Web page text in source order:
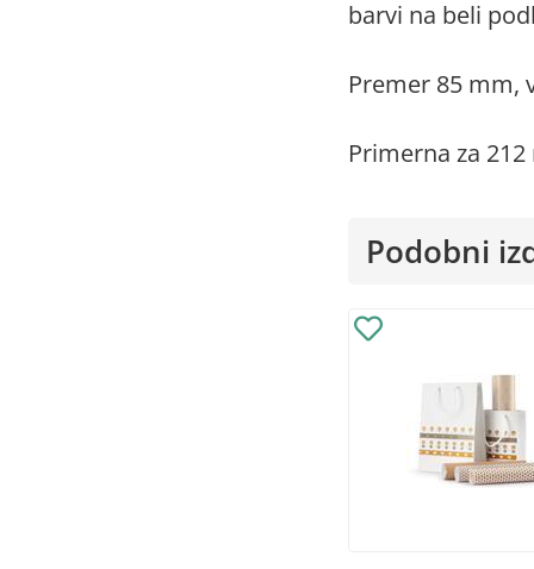
barvi na beli
Premer 85 mm,
Primerna za
Podobni